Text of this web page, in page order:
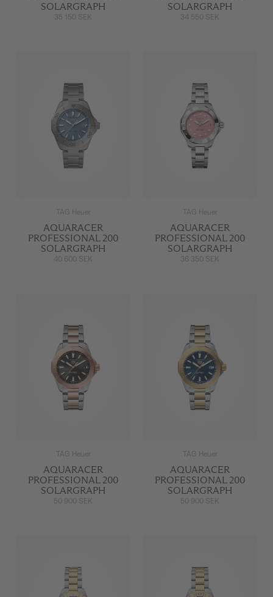
SOLARGRAPH
35 150 SEK
SOLARGRAPH
34 550 SEK
TAG Heuer
AQUARACER
PROFESSIONAL 200
SOLARGRAPH
40 600 SEK
TAG Heuer
AQUARACER
PROFESSIONAL 200
SOLARGRAPH
36 350 SEK
TAG Heuer
AQUARACER
PROFESSIONAL 200
SOLARGRAPH
50 900 SEK
TAG Heuer
AQUARACER
PROFESSIONAL 200
SOLARGRAPH
50 900 SEK